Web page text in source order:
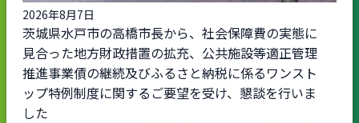
2026年8月7日
茨城県水戸市の高橋市長から、社会保障費の実態に
見合った地方財政措置の拡充、公共施設等適正管理
推進事業債の継続及びふるさと納税に係るワンスト
ップ特例制度に関するご要望を受け、懇談を行いま
した